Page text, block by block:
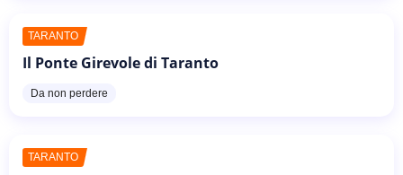
TARANTO
Il Ponte Girevole di Taranto
Da non perdere
TARANTO